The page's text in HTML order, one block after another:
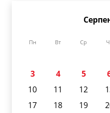
Пн Вт Ср
3
4 5
10
11 12
17
18 19